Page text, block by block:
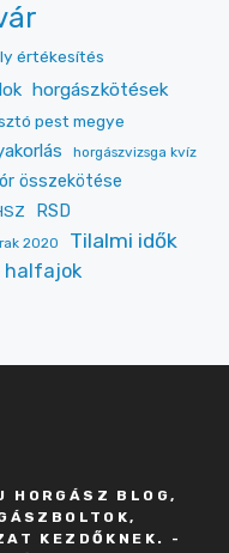
értékesítés
horgászkötések
pest megye
horgászvizsga kvíz
összekötése
RSD
2020
Tilalmi idők
HORGÁSZ BLOG,
KEZDŐKNEK. -